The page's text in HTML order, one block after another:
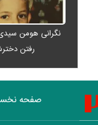
نگرانی هومن
رفتن
صفحه